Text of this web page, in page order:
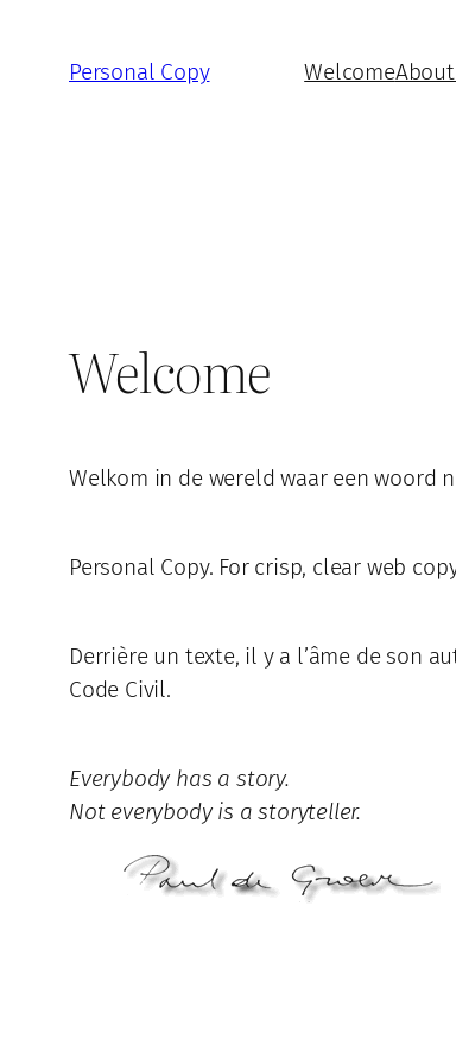
Personal Copy Welcome
Welcome
Welkom in de wereld waar een woord
Personal Copy. For crisp, clear web
Derrière un texte, il y a l’âme de son
Code Civil.
Everybody has a story.
Not everybody is a storyteller.